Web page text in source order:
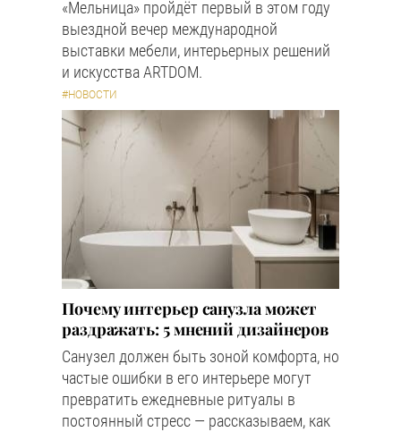
«Мельница» пройдёт первый в этом году
выездной вечер международной
выставки мебели, интерьерных решений
и искусства ARTDOM.
#НОВОСТИ
Почему интерьер санузла может
раздражать: 5 мнений дизайнеров
Санузел должен быть зоной комфорта, но
частые ошибки в его интерьере могут
превратить ежедневные ритуалы в
постоянный стресс — рассказываем, как